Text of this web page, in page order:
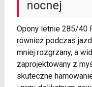
nocnej
Opony letnie 285/40
również podczas
mniej rozgrzany, a
zaprojektowany z
skuteczne